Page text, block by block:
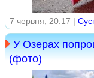
7 червня, 20:17 |
У Озерах
(фото)